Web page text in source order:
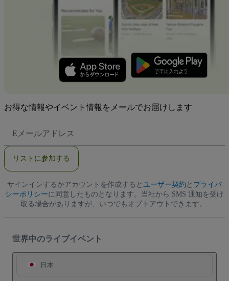
お得な情報やイベント情報をメールでお届けします
メ
ア
ス
リストに参加する
サインインするかアカウントを作成すると ユーザー契約 と プライバ
シーポリシーに同意したものとなります。当社から SMS 通知を受け
取る場合がありますが、いつでもオプトアウトできます。
世界中のライブイベント
日本